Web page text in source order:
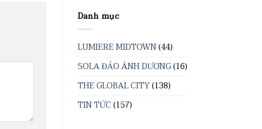
Danh mục
LUMIERE MIDTOWN(44)
SOLA ĐẢO ÁNH DƯƠNG(16)
THE GLOBAL CITY(138)
TIN TỨC(157)